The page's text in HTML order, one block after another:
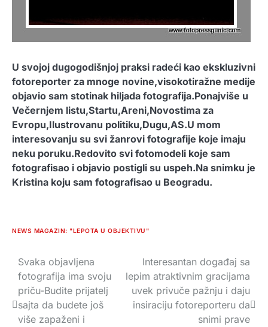
U svojoj dugogodišnjoj praksi radeći kao ekskluzivni
fotoreporter za mnoge novine,visokotiražne medije
objavio sam stotinak hiljada fotografija.Ponajviše u
Večernjem listu,Startu,Areni,Novostima za
Evropu,Ilustrovanu politiku,Dugu,AS.U mom
interesovanju su svi žanrovi fotografije koje imaju
neku poruku.Redovito svi fotomodeli koje sam
fotografisao i objavio postigli su uspeh.Na snimku je
Kristina koju sam fotografisao u Beogradu.
NEWS MAGAZIN: "LEPOTA U OBJEKTIVU"
Navigacija
članaka
Svaka objavljena
fotografija ima svoju
priču-Budite prijatelj
sajta da budete još
više zapaženi i
Interesantan događaj sa
lepim atraktivnim gracijama
uvek privuče pažnju i daju
insiraciju fotoreporteru da
snimi prave